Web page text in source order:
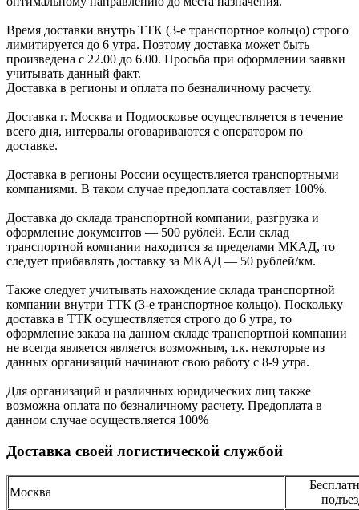
Время доставки внутрь ТТК (3-е транспортное кольцо) строго
лимитируется до 6 утра. Поэтому доставка может быть
произведена с 22.00 до 6.00. Просьба при оформлении заявки
учитывать данный факт.
Доставка в регионы и оплата по безналичному расчету.
Доставка г. Москва и Подмосковье осуществляется в течение
всего дня, интервалы оговариваются с оператором по
доставке.
Доcтавка в регионы России осуществляется транспортными
компаниями. В таком случае предоплата составляет 100%.
Доставка до склада транспортной компании, разгрузка и
оформление документов — 500 рублей. Если склад
транспортной компании находится за пределами МКАД, то
следует прибавлять доставку за МКАД — 50 рублей/км.
Также следует учитывать нахождение склада транспортной
компании внутри ТТК (3-е транспортное кольцо). Поскольку
доставка в ТТК осуществляется строго до 6 утра, то
оформление заказа на данном складе транспортной компании
не всегда является является возможным, т.к. некоторые из
данных организаций начинают свою работу с 8-9 утра.
Для организаций и различных юридических лиц также
возможна оплата по безналичному расчету. Предоплата в
данном случае осуществляется 100%
Доставка своей логистической службой
Москва